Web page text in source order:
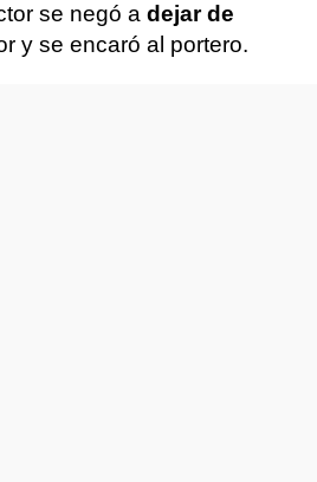
se negó a dejar de
y se encaró al portero.